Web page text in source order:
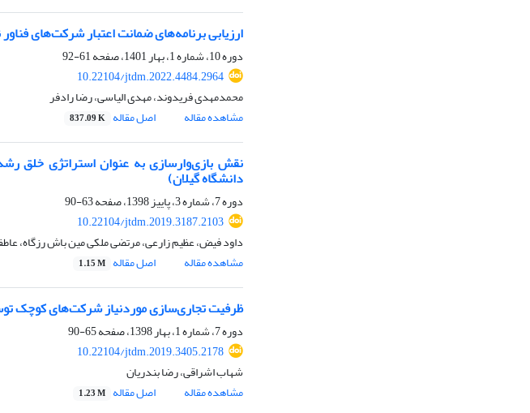
ارزیابی برنامه‌های ضمانت اعتبار شرکت‌های
دوره 10، شماره 1، بهار 1401، صفحه
61-92
10.22104/jtdm.2022.4484.2964
محمدمهدی فریدوند، مهدی الیاسی، رضا رادفر
مشاهده مقاله
اصل مقاله 837.09 K
نقش بازی‌وارسازی به عنوان استراتژی خلق
دانشگاه گیلان)
دوره 7، شماره 3، پاییز 1398، صفحه
63-90
10.22104/jtdm.2019.3187.2103
داود فیض، عظیم زارعی، مرتضی ملکی مین باش رزگاه،
مشاهده مقاله
اصل مقاله 1.15 M
ظرفیت تجاری‌سازی موردنیاز شرکت‌های کوچک
دوره 7، شماره 1، بهار 1398، صفحه
65-90
10.22104/jtdm.2019.3405.2178
شهاب اشراقی، رضا بندریان
مشاهده مقاله
اصل مقاله 1.23 M